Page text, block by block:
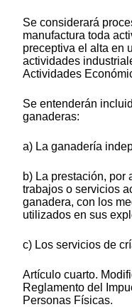
Se considerará
manufactura toda
preceptiva el alta en
actividades
Actividades
Se entenderán
ganaderas:
a) La ganadería
b) La prestación, por
trabajos o servicios
ganadera, con los
utilizados en sus
c) Los servicios de
Artículo cuarto.
Reglamento del
Personas Físicas.